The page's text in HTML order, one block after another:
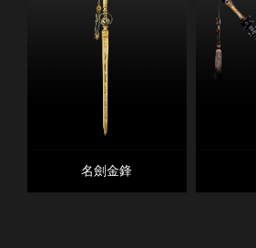
名劍金鋒